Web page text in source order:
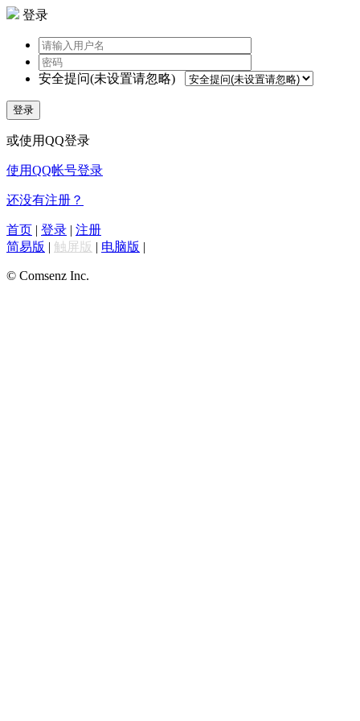
登录
安全提问(未设置请忽略)
登录
或使用QQ登录
使用QQ帐号登录
还没有注册？
首页 | 登录 | 注册
简易版 | 触屏版 | 电脑版 |
© Comsenz Inc.